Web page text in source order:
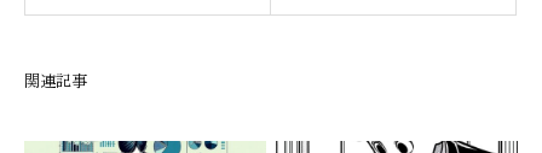
関連記事